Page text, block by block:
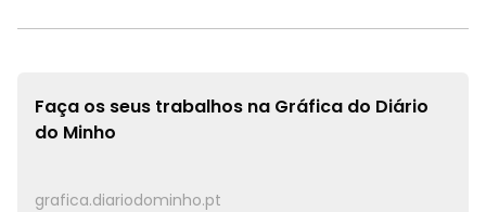
Faça os seus trabalhos na Gráfica do Diário
do Minho
grafica.diariodominho.pt